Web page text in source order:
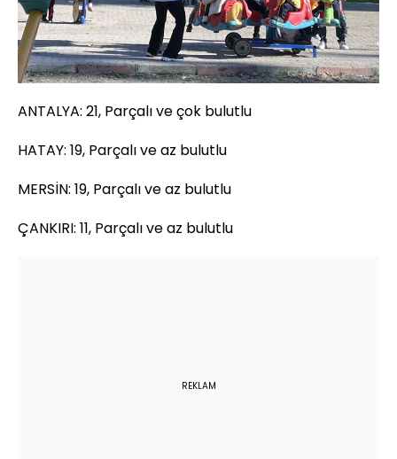
ANTALYA: 21, Parçalı ve çok bulutlu
HATAY: 19, Parçalı ve az bulutlu
MERSİN: 19, Parçalı ve az bulutlu
ÇANKIRI: 11, Parçalı ve az bulutlu
REKLAM